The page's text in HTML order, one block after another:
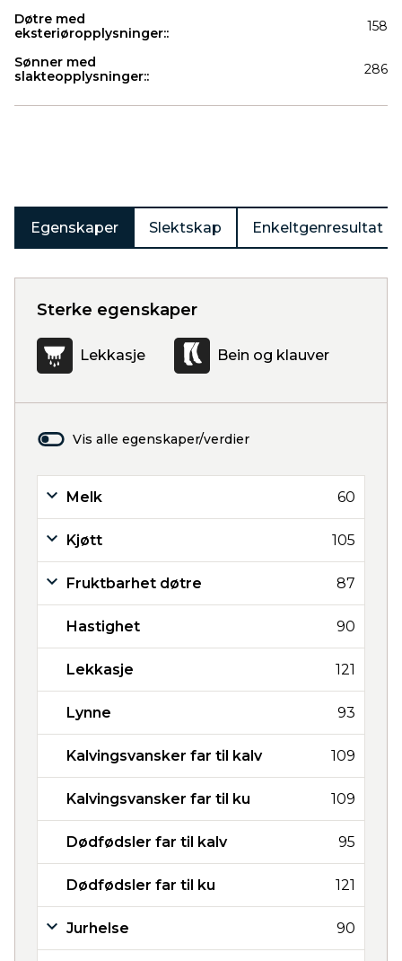
Døtre med
eksteriøropplysninger::
158
Sønner med
slakteopplysninger::
286
Egenskaper Slektskap Enkeltgenresultat
Sterke egenskaper
Lekkasje Bein og klauver
Vis alle egenskaper/verdier
Melk 60
Kjøtt 105
Fruktbarhet døtre 87
Hastighet 90
Lekkasje 121
Lynne 93
Kalvingsvansker far til kalv 109
Kalvingsvansker far til ku 109
Dødfødsler far til kalv 95
Dødfødsler far til ku 121
Jurhelse 90